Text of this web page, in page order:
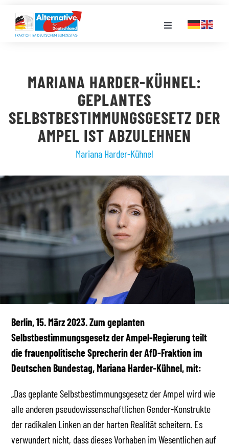
Inhalt
springen
Toggle
VERANSTALTUNGEN
STELLENPORTAL
MEDIATHEK
MARIANA HARDER-KÜHNEL:
GEPLANTES
SELBSTBESTIMMUNGSGESETZ DER
AMPEL IST ABZULEHNEN
Mariana Harder-Kühnel
Berlin, 15. März 2023. Zum geplanten
Selbstbestimmungsgesetz der Ampel-Regierung teilt
die frauenpolitische Sprecherin der AfD-Fraktion im
Deutschen Bundestag, Mariana Harder-Kühnel, mit:
„Das geplante Selbstbestimmungsgesetz der Ampel wird wie
alle anderen pseudowissenschaftlichen Gender-Konstrukte
der radikalen Linken an der harten Realität scheitern. Es
verwundert nicht, dass dieses Vorhaben im Wesentlichen auf